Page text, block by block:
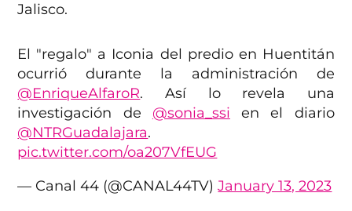
Jalisco.
El "regalo" a Iconia del predio en Huentitán
ocurrió durante la administración de
@EnriqueAlfaroR. Así lo revela una
investigación de @sonia_ssi en el diario
@NTRGuadalajara.
pic.twitter.com/oa207VfEUG
— Canal 44 (@CANAL44TV)January 13, 2023